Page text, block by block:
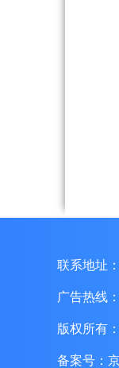
联系地址
广告热线
版权所有
备案号：